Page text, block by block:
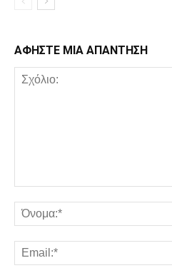
ΑΦΗΣΤΕ ΜΙΑ ΑΠΑΝΤΗΣΗ